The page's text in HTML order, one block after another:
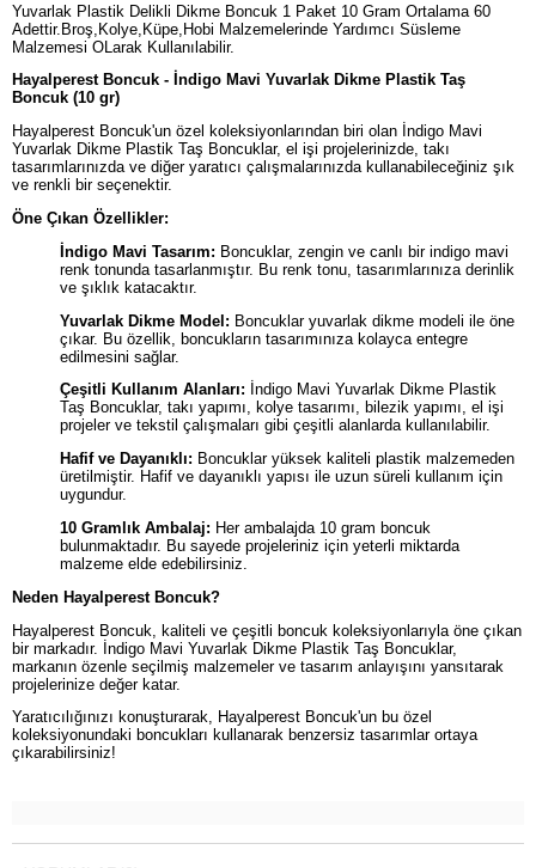
Yuvarlak Plastik Delikli Dikme Boncuk 1 Paket 10 Gram Ortalama 60
Adettir.Broş,Kolye,Küpe,Hobi Malzemelerinde Yardımcı Süsleme
Malzemesi OLarak Kullanılabilir.
Hayalperest Boncuk - İndigo Mavi Yuvarlak Dikme Plastik Taş
Boncuk (10 gr)
Hayalperest Boncuk'un özel koleksiyonlarından biri olan İndigo Mavi
Yuvarlak Dikme Plastik Taş Boncuklar, el işi projelerinizde, takı
tasarımlarınızda ve diğer yaratıcı çalışmalarınızda kullanabileceğiniz şık
ve renkli bir seçenektir.
Öne Çıkan Özellikler:
İndigo Mavi Tasarım: Boncuklar, zengin ve canlı bir indigo mavi
renk tonunda tasarlanmıştır. Bu renk tonu, tasarımlarınıza derinlik
ve şıklık katacaktır.
Yuvarlak Dikme Model: Boncuklar yuvarlak dikme modeli ile öne
çıkar. Bu özellik, boncukların tasarımınıza kolayca entegre
edilmesini sağlar.
Çeşitli Kullanım Alanları: İndigo Mavi Yuvarlak Dikme Plastik
Taş Boncuklar, takı yapımı, kolye tasarımı, bilezik yapımı, el işi
projeler ve tekstil çalışmaları gibi çeşitli alanlarda kullanılabilir.
Hafif ve Dayanıklı: Boncuklar yüksek kaliteli plastik malzemeden
üretilmiştir. Hafif ve dayanıklı yapısı ile uzun süreli kullanım için
uygundur.
10 Gramlık Ambalaj: Her ambalajda 10 gram boncuk
bulunmaktadır. Bu sayede projeleriniz için yeterli miktarda
malzeme elde edebilirsiniz.
Neden Hayalperest Boncuk?
Hayalperest Boncuk, kaliteli ve çeşitli boncuk koleksiyonlarıyla öne çıkan
bir markadır. İndigo Mavi Yuvarlak Dikme Plastik Taş Boncuklar,
markanın özenle seçilmiş malzemeler ve tasarım anlayışını yansıtarak
projelerinize değer katar.
Yaratıcılığınızı konuşturarak, Hayalperest Boncuk'un bu özel
koleksiyonundaki boncukları kullanarak benzersiz tasarımlar ortaya
çıkarabilirsiniz!